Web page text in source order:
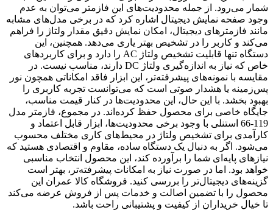
شمار می‌رود. از جمله محدودیت‌های این فازمتر می‌توان به عدم
وجود صفحه نمایش دیجیتال اشاره کرد که در برخی مدل‌های مشابه
مانند فازمترهای دیجیتال، امکان نمایش دقیق مقدار ولتاژ را فراهم
می‌کند و کاربر را در تشخیص بهتر یاری می‌دهد. همچنین، این
دستگاه تنها قابلیت تشخیص ولتاژ AC را دارد و برای کاربردهای
خاص که نیاز به اندازه‌گیری ولتاژ DC دارند، مناسب نیست. در
مقایسه با نمونه‌های پیشرفته‌تر، این ابزار فاقد امکاناتی همچون نور
پس‌زمینه یا هشدار صوتی است که می‌توانست تجربه کاربری را
بهبود بخشد. با این حال، این محدودیت‌ها در کنار قیمت مناسب،
جایگاه خاصی برای محصول حفظ کرده‌اند. در مجموع، فازمتر مدل
119-66 استنلی با وجود برخی محدودیت‌ها، ابزار قابل اعتماد و
کارآمدی برای تشخیص ولتاژ در محیط‌های کاری مختلف محسوب
می‌شود. اگر به دنبال یک دستگاه ساده، مقاوم و اقتصادی هستید که
نیازهای پایه‌ای شما را برآورده کند، این محصول انتخاب مناسبی
خواهد بود. اما در صورت نیاز به امکانات پیشرفته‌تر، بهتر است
گزینه‌های دیجیتال‌تر را بررسی کنید. فروشگاه کالا عمران این
محصول را با تضمین اصالت و خدمات پس از فروش عرضه می‌کند
تا خیال خریداران از کیفیت و پشتیبانی راحت باشد.